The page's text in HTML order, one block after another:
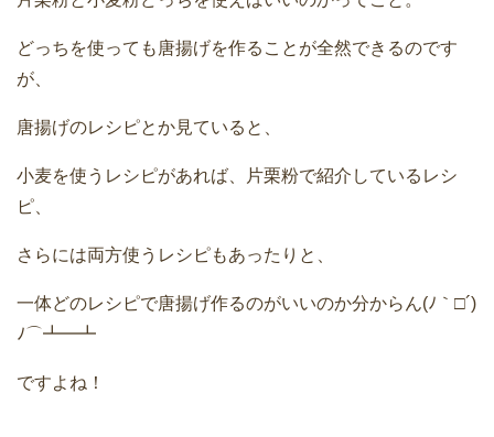
どっちを使っても唐揚げを作ることが全然できるのです
が、
唐揚げのレシピとか見ていると、
小麦を使うレシピがあれば、片栗粉で紹介しているレシ
ピ、
さらには両方使うレシピもあったりと、
一体どのレシピで唐揚げ作るのがいいのか分からん(ﾉ｀□´)
ﾉ⌒┻━┻
ですよね！